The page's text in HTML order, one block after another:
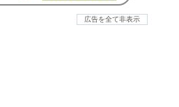
広告を全て非表示